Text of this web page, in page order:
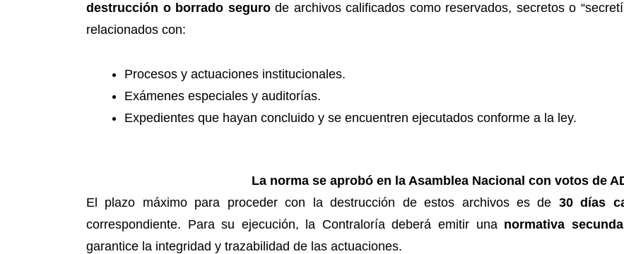
destrucción o borrado segurode archivos calificados como reservados, secretos o
relacionados con:
Procesos y actuaciones institucionales.
Exámenes especiales y auditorías.
Expedientes que hayan concluido y se encuentren ejecutados conforme a la ley.
La norma se aprobó en la Asamblea Nacional con votos de
El plazo máximo para proceder con la destrucción de estos archivos es de 30 días
correspondiente. Para su ejecución, la Contraloría deberá emitir una normativa
garantice la integridad y trazabilidad de las actuaciones.